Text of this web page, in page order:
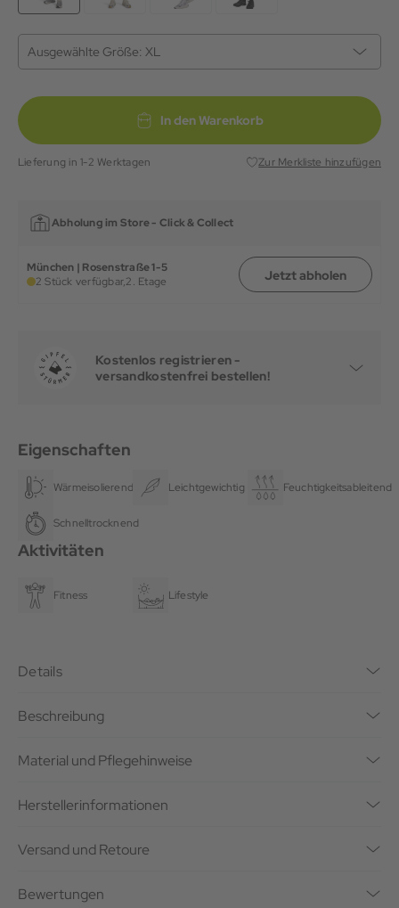
Ausgewählte Größe: XL
In den Warenkorb
Lieferung in 1-2 Werktagen Zur Merkliste hinzufügen
Abholung im Store - Click & Collect
München | Rosenstraße 1-5
2 Stück verfügbar,2. Etage Jetzt abholen
Kostenlos registrieren -
versandkostenfrei bestellen!
Eigenschaften
Wärmeisolierend Leichtgewichtig Feuchtigkeitsableitend
Schnelltrocknend
Aktivitäten
Fitness Lifestyle
Details
Beschreibung
Material und Pflegehinweise
Herstellerinformationen
Versand und Retoure
Bewertungen